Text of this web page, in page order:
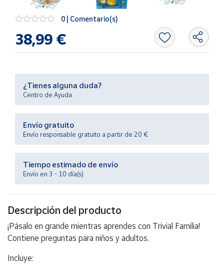
novedades
de Correos
Market
Productos
Ayuda
Centro
de ayuda
Vendedores
vendedores
Hazte
vendedor
vendedor
0 | Comentario(s)
38,99 €
¿Tienes alguna duda?
Centro de Ayuda
Envío gratuito
Envío responsable gratuito a partir de 20 €
Tiempo estimado de envío
Envío en 3 - 10 día(s)
Descripción del producto
¡Pásalo en grande mientras aprendes con Trivial Familia!
Contiene preguntas para niños y adultos.
Incluye: